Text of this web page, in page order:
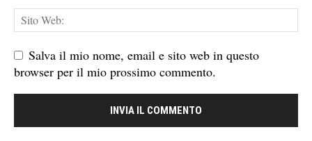
Salva il mio nome, email e sito web in questo
browser per il mio prossimo commento.